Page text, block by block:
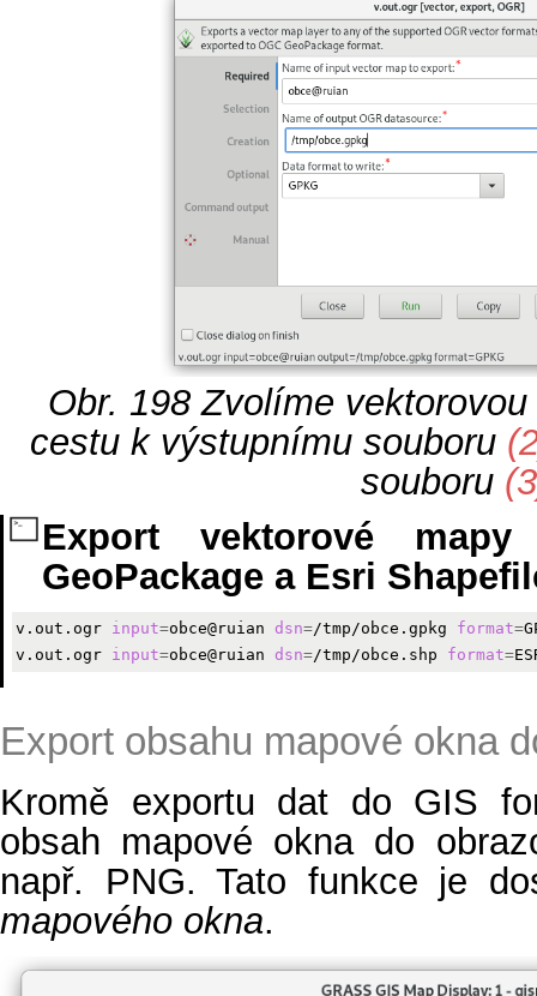
Obr. 198 Zvolíme
cestu k výstupnímu souboru
souboru
Export vektorové
GeoPackage a Esri
v.out.ogr input=obce@ruian dsn=/tmp/obce.gpkg format=
v.out.ogr input=obce@ruian dsn=/tmp/obce.shp format=
Export obsahu mapové okna
Kromě exportu dat do GIS
obsah mapové okna do
např. PNG. Tato funkce je
mapového okna.